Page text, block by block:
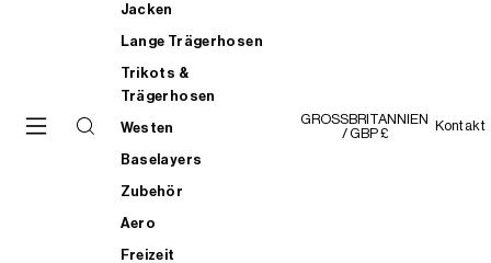
Jacken
Lange Trägerhosen
Trikots &
Trägerhosen
Westen
Baselayers
Zubehör
Aero
Freizeit
GROSSBRITANNIEN
/ GBP £
Kontakt